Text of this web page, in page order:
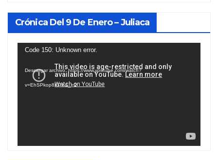
Crónica Del 9 De Enero – Juliaca
Reproductor
vídeo
Code 150: Unknown error.
Descargar archivo: https://www.youtube.com/watch?
v=EhSPkop8KPY&_=2